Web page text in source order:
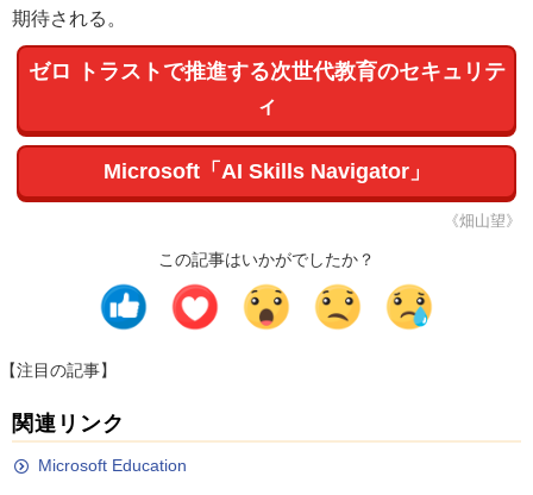
期待される。
ゼロ トラストで推進する次世代教育のセキュリテ
ィ
Microsoft「AI Skills Navigator」
《畑山望》
この記事はいかがでしたか？
【注目の記事】
関連リンク
Microsoft Education